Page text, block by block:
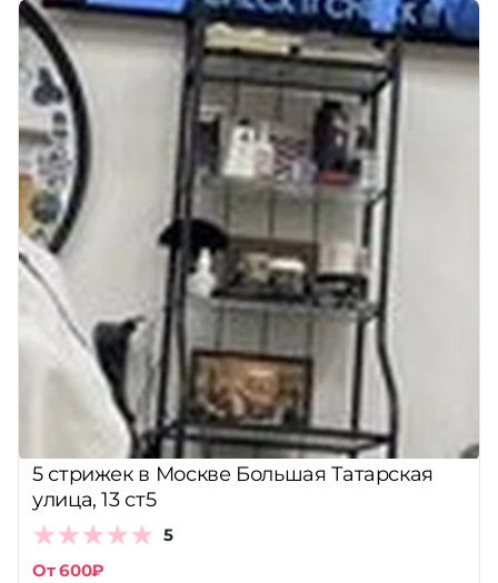
5 стрижек в Москве Большая Татарская
улица, 13 ст5
5
От 600₽